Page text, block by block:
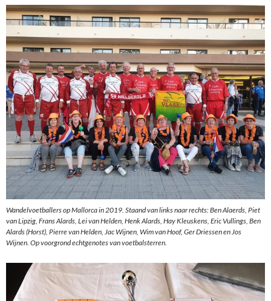
Wandelvoetballers op Mallorca in 2019. Staand van links naar rechts: Ben Alaerds, Piet
van Lipzig, Frans Alards, Lei van Helden, Henk Alards, Hay Kleuskens, Eric Vullings, Ben
Alards (Horst), Pierre van Helden, Jac Wijnen, Wim van Hoof, Ger Driessen en Jos
Wijnen. Op voorgrond echtgenotes van voetbalsterren.